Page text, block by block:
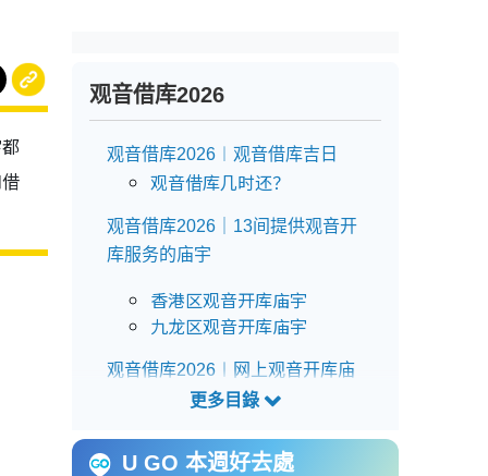
观音借库2026
观音借库2026︱观音借库吉日
观音借库几时还？
观音借库2026｜13间提供观音开
库服务的庙宇
香港区观音开库庙宇
九龙区观音开库庙宇
观音借库2026︱网上观音开库庙
观音借库2026｜祭祀物品
U GO 本週好去處